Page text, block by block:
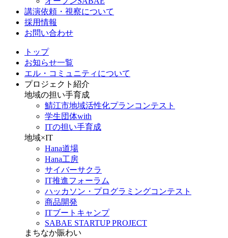
講演依頼・視察について
採用情報
お問い合わせ
トップ
お知らせ一覧
エル・コミュニティについて
プロジェクト紹介
地域の担い手育成
鯖江市地域活性化プランコンテスト
学生団体with
ITの担い手育成
地域×IT
Hana道場
Hana工房
サイバーサクラ
IT推進フォーラム
ハッカソン・プログラミングコンテスト
商品開発
ITブートキャンプ
SABAE STARTUP PROJECT
まちなか賑わい